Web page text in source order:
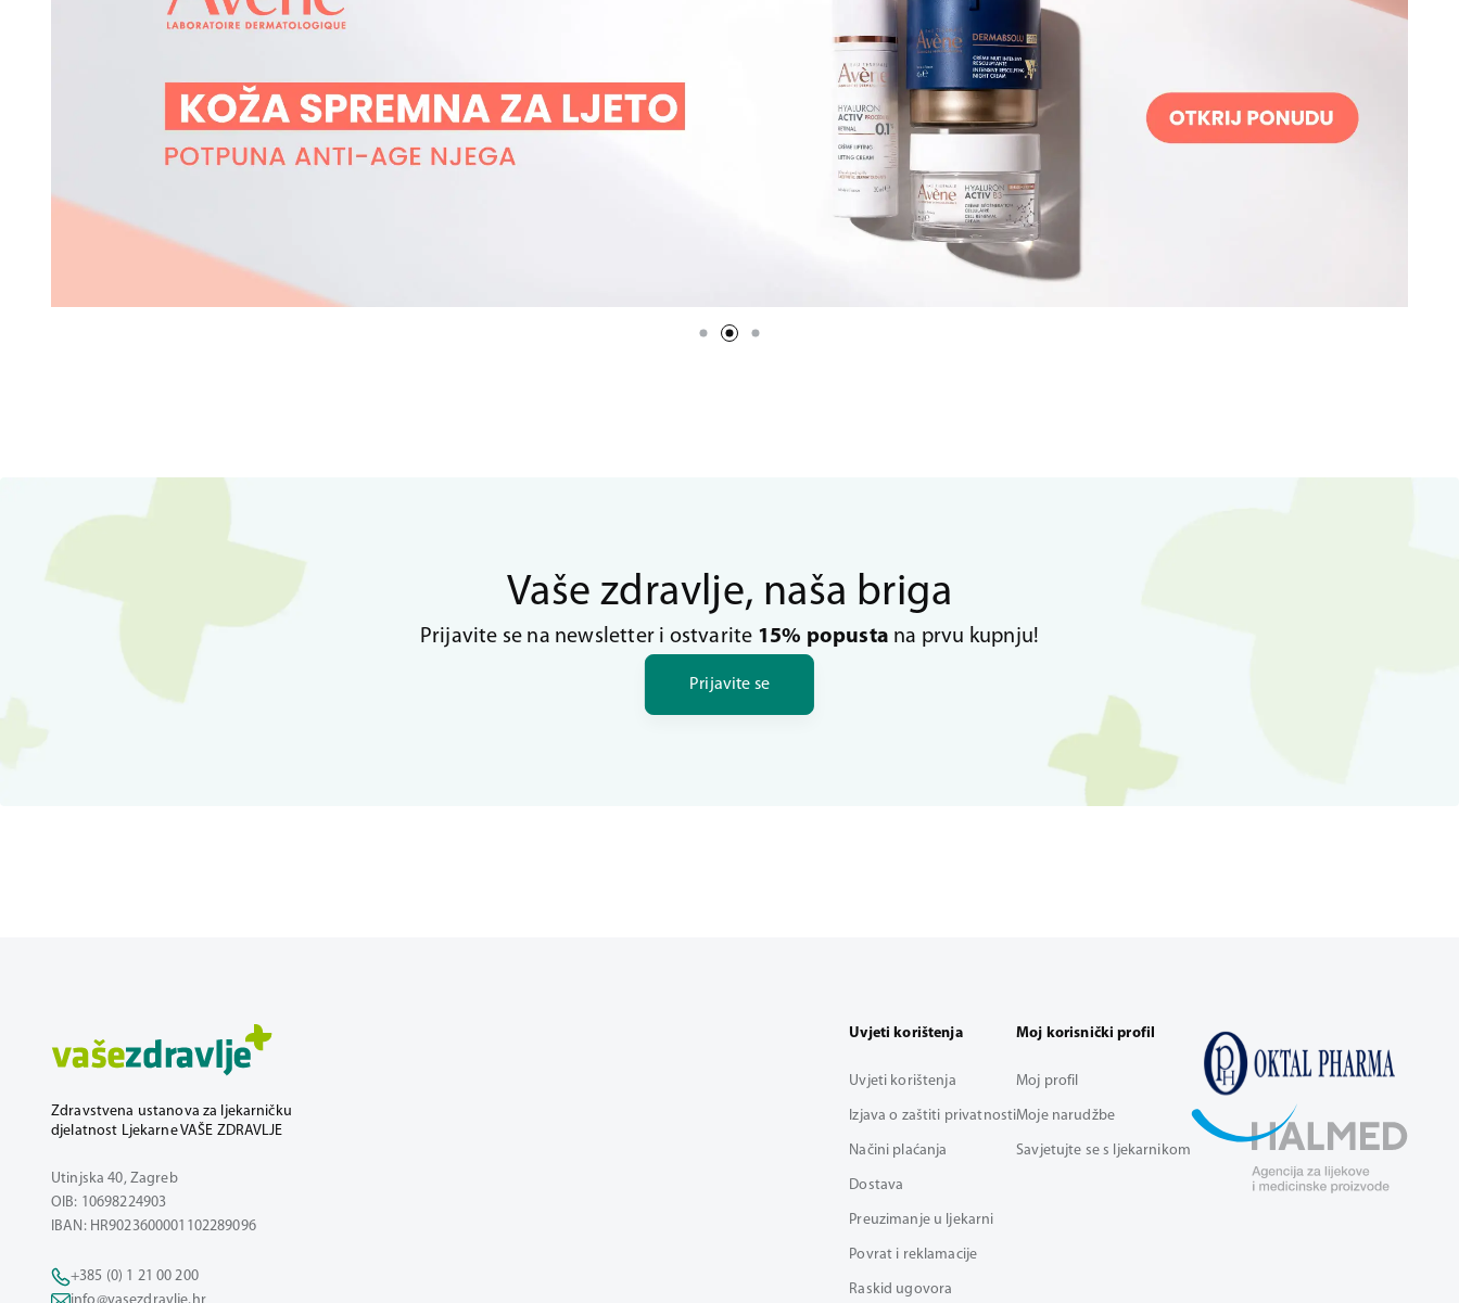
Vaše zdravlje, naša briga
Prijavite se na newsletter i ostvarite 15% popusta na prvu kupnju!
Prijavite se
Zdravstvena ustanova za ljekarničku
djelatnost Ljekarne VAŠE ZDRAVLJE
Utinjska 40, Zagreb
OIB: 10698224903
IBAN: HR9023600001102289096
+385 (0) 1 21 00 200
Uvjeti korištenja
Uvjeti korištenja
Izjava o zaštiti privatnosti
Načini plaćanja
Dostava
Preuzimanje u ljekarni
Povrat i reklamacije
Raskid ugovora
Moj korisnički profil
Moj profil
Moje narudžbe
Savjetujte se s ljekarnikom